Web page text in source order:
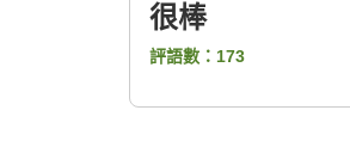
很棒
評語數： 173